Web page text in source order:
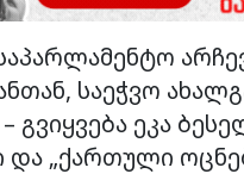
საპარლამენტო
საეჭვო
– გვიყვება ეკა
და „ქართული